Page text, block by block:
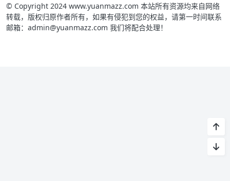
© Copyright 2024 www.yuanmazz.com 本站所有资源均来自网络
转载，版权归原作者所有，如果有侵犯到您的权益，请第一时间联系
邮箱：admin@yuanmazz.com 我们将配合处理！